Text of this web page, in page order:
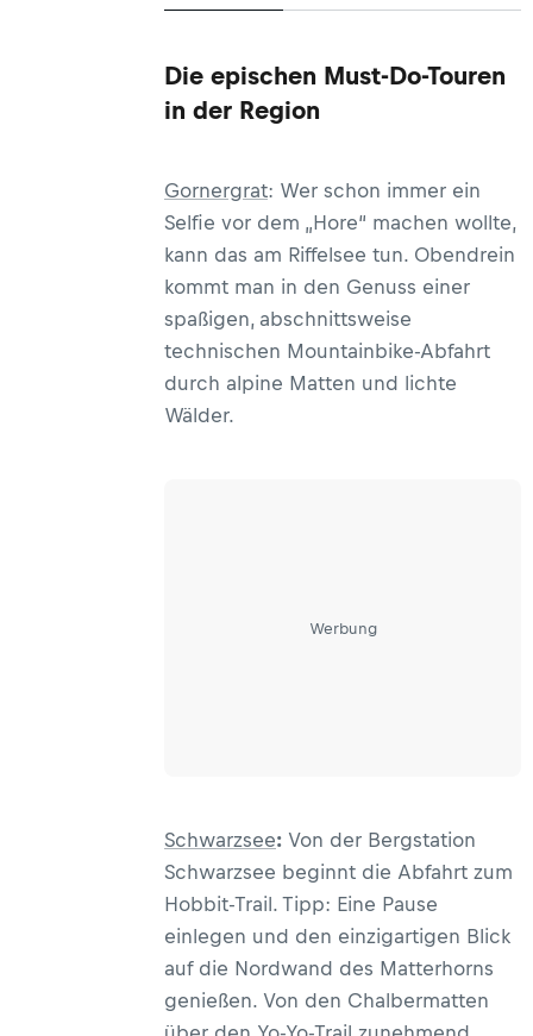
Die epischen Must-Do-Touren
in der Region
Gornergrat: Wer schon immer ein
Selfie vor dem „Hore“ machen wollte,
kann das am Riffelsee tun. Obendrein
kommt man in den Genuss einer
spaßigen, abschnittsweise
technischen Mountainbike-Abfahrt
durch alpine Matten und lichte
Wälder.
Werbung
Schwarzsee: Von der Bergstation
Schwarzsee beginnt die Abfahrt zum
Hobbit-Trail. Tipp: Eine Pause
einlegen und den einzigartigen Blick
auf die Nordwand des Matterhorns
genießen. Von den Chalbermatten